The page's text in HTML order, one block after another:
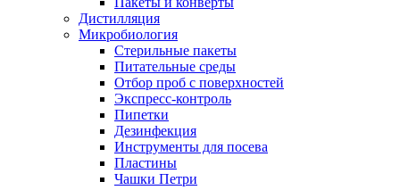
Дистилляция
Микробиология
Стерильные пакеты
Питательные среды
Отбор проб с поверхностей
Экспресс-контроль
Пипетки
Дезинфекция
Инструменты для посева
Пластины
Чашки Петри